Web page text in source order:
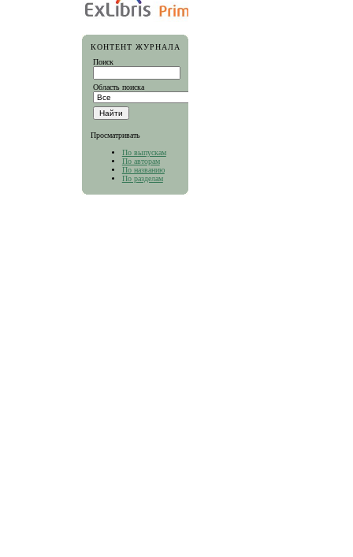
КОНТЕНТ ЖУРНАЛА
Поиск
Область поиска
Просматривать
По выпускам
По авторам
По названию
По разделам